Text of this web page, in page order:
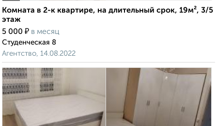
Комната в 2-к квартире, на длительный срок, 19м², 3/5
этаж
5 000 ₽ в месяц
Студенческая 8
Агентство, 14.08.2022